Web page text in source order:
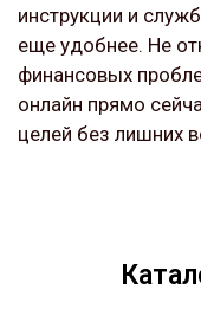
инструкции и
еще удобнее. Не
финансовых
онлайн прямо
целей без лишних